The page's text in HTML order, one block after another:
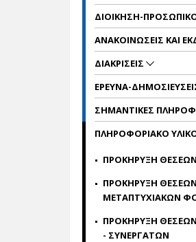
ΔΙΟΙΚΗΣΗ-
ΑΝΑΚΟΙΝΩΣΕΙΣ ΚΑΙ
ΔΙΑΚΡΙΣΕΙΣ
ΕΡΕΥΝΑ-
ΣΗΜΑΝΤΙΚΕΣ
ΠΛΗΡΟΦΟΡΙΑΚΟ
ΠΡΟΚΗΡΥΞΗ
ΠΡΟΚΗΡΥΞΗ ΘΕΣΕΩΝ
ΜΕΤΑΠΤΥΧΙΑΚΩΝ
ΠΡΟΚΗΡΥΞΗ
- ΣΥΝΕΡΓΑΤΩΝ